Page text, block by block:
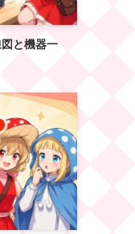
と機器一